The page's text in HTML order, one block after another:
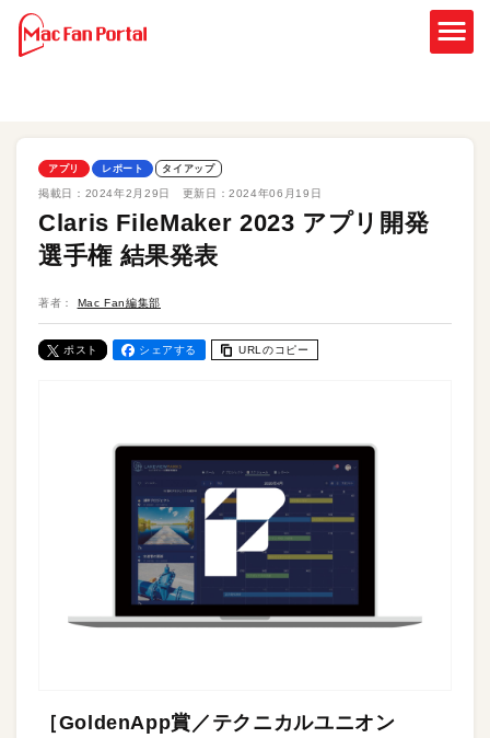
アプリ レポート タイアップ
掲載日： 2024年2月29日 更新日：2024年06月19日
Claris FileMaker 2023 アプリ開発
選手権 結果発表
著者： Mac Fan編集部
ポスト シェアする URLのコピー
［GoldenApp賞／テクニカルユニオン